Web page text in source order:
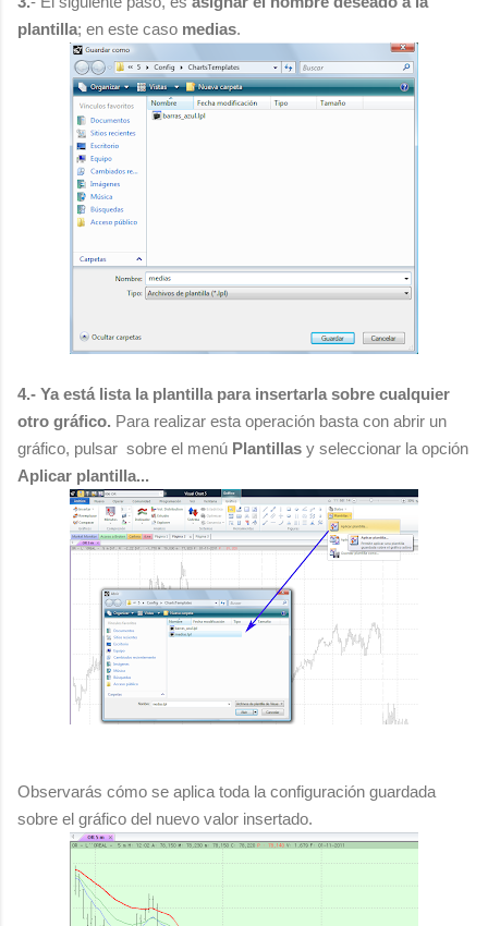
plantilla; en este caso medias.
4.- Ya está lista la plantilla para insertarla sobre cualquier
otro gráfico. Para realizar esta operación basta con abrir un
gráfico, pulsar sobre el menú Plantillas y seleccionar la opción
Aplicar plantilla...
Observarás cómo se aplica toda la configuración guardada
sobre el gráfico del nuevo valor insertado.